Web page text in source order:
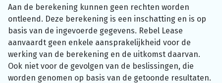
Aan de berekening kunnen geen rechten worden
ontleend. Deze berekening is een inschatting en is op
basis van de ingevoerde gegevens. Rebel Lease
aanvaardt geen enkele aansprakelijkheid voor de
werking van de berekening en de uitkomst daarvan.
Ook niet voor de gevolgen van de beslissingen, die
worden genomen op basis van de getoonde resultaten.